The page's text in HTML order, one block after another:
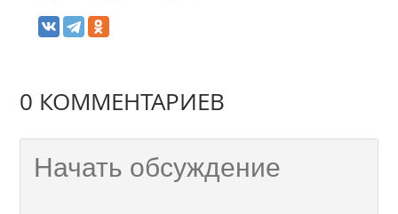
0 КОММЕНТАРИЕВ